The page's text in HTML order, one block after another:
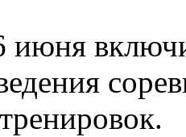
июня